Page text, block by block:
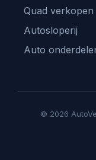
Quad verkopen
Autosloperij
Auto
© 2026